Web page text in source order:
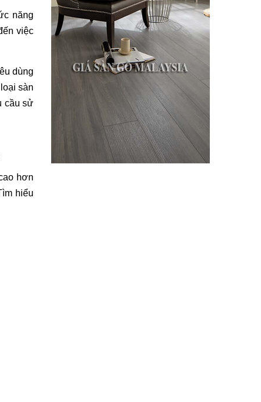
năng
việc
dùng
sàn
cầu sử
hơn
hiểu